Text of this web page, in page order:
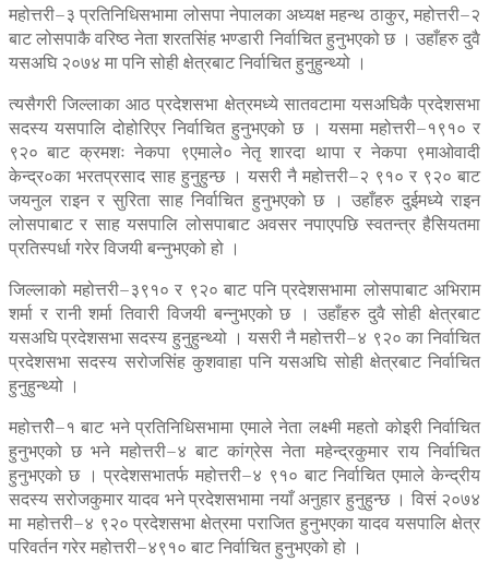
महोत्तरी–३ प्रतिनिधिसभामा लोसपा नेपालका अध्यक्ष महन्थ ठाकुर, महोत्तरी–२
बाट लोसपाकै वरिष्ठ नेता शरतसिंह भण्डारी निर्वाचित हुनुभएको छ । उहाँहरु दुवै
यसअघि २०७४ मा पनि सोही क्षेत्रबाट निर्वाचित हुनुहुन्थ्यो ।
त्यसैगरी जिल्लाका आठ प्रदेशसभा क्षेत्रमध्ये सातवटामा यसअघिकै प्रदेशसभा
सदस्य यसपालि दोहोरिएर निर्वाचित हुनुभएको छ । यसमा महोत्तरी–१९१० र
९२० बाट क्रमशः नेकपा ९एमाले० नेतृ शारदा थापा र नेकपा ९माओवादी
केन्द्र०का भरतप्रसाद साह हुनुहुन्छ । यसरी नै महोत्तरी–२ ९१० र ९२० बाट
जयनुल राइन र सुरिता साह निर्वाचित हुनुभएको छ । उहाँहरु दुईमध्ये राइन
लोसपाबाट र साह यसपालि लोसपाबाट अवसर नपाएपछि स्वतन्त्र हैसियतमा
प्रतिस्पर्धा गरेर विजयी बन्नुभएको हो ।
जिल्लाको महोत्तरी–३९१० र ९२० बाट पनि प्रदेशसभामा लोसपाबाट अभिराम
शर्मा र रानी शर्मा तिवारी विजयी बन्नुभएको छ । उहाँहरु दुवै सोही क्षेत्रबाट
यसअघि प्रदेशसभा सदस्य हुनुहुन्थ्यो । यसरी नै महोत्तरी–४ ९२० का निर्वाचित
प्रदेशसभा सदस्य सरोजसिंह कुशवाहा पनि यसअघि सोही क्षेत्रबाट निर्वाचित
हुनुहुन्थ्यो ।
महोत्तरीे–१ बाट भने प्रतिनिधिसभामा एमाले नेता लक्ष्मी महतो कोइरी निर्वाचित
हुनुभएको छ भने महोत्तरी–४ बाट कांग्रेस नेता महेन्द्रकुमार राय निर्वाचित
हुनुभएको छ । प्रदेशसभातर्फ महोत्तरी–४ ९१० बाट निर्वाचित एमाले केन्द्रीय
सदस्य सरोजकुमार यादव भने प्रदेशसभामा नयाँ अनुहार हुनुहुन्छ । विसं २०७४
मा महोत्तरी–४ ९२० प्रदेशसभा क्षेत्रमा पराजित हुनुभएका यादव यसपालि क्षेत्र
परिवर्तन गरेर महोत्तरी–४९१० बाट निर्वाचित हुनुभएको हो ।